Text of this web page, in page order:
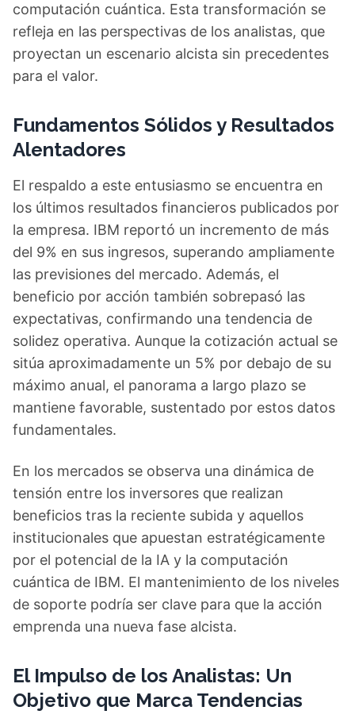
computación cuántica. Esta transformación se
refleja en las perspectivas de los analistas, que
proyectan un escenario alcista sin precedentes
para el valor.
Fundamentos Sólidos y Resultados
Alentadores
El respaldo a este entusiasmo se encuentra en
los últimos resultados financieros publicados por
la empresa. IBM reportó un incremento de más
del 9% en sus ingresos, superando ampliamente
las previsiones del mercado. Además, el
beneficio por acción también sobrepasó las
expectativas, confirmando una tendencia de
solidez operativa. Aunque la cotización actual se
sitúa aproximadamente un 5% por debajo de su
máximo anual, el panorama a largo plazo se
mantiene favorable, sustentado por estos datos
fundamentales.
En los mercados se observa una dinámica de
tensión entre los inversores que realizan
beneficios tras la reciente subida y aquellos
institucionales que apuestan estratégicamente
por el potencial de la IA y la computación
cuántica de IBM. El mantenimiento de los niveles
de soporte podría ser clave para que la acción
emprenda una nueva fase alcista.
El Impulso de los Analistas: Un
Objetivo que Marca Tendencias